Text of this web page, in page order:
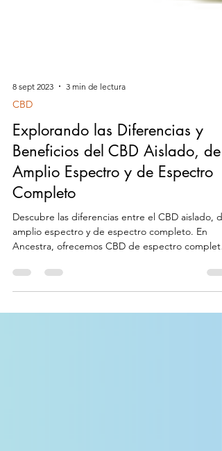
CBD
Explorando las Diferencias y
Beneficios del CBD Aislado, de
Amplio Espectro y de Espectro
Completo
Descubre las diferencias entre el CBD aislado, de
Ancestra, ofrecemos CBD de espectro completo,
c